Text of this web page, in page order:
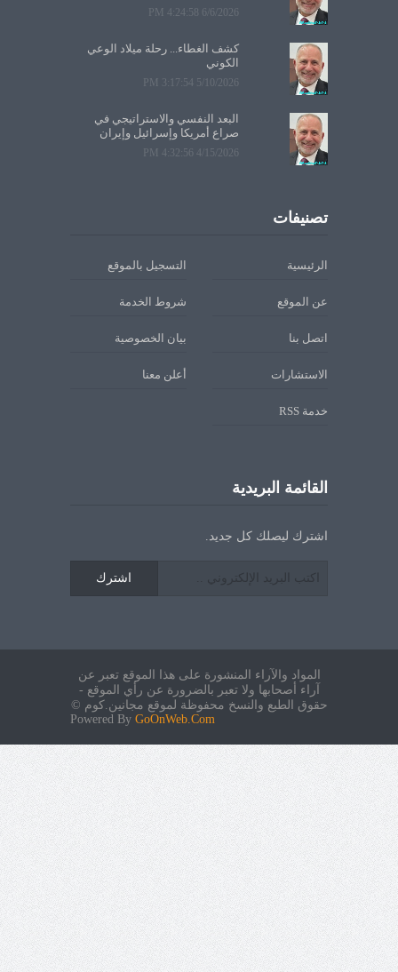
6/6/2026 4:24:58 PM
كشف الغطاء... رحلة ميلاد الوعي
الكوني
5/10/2026 3:17:54 PM
البعد النفسي والاستراتيجي في
صراع أمريكا وإسرائيل وإيران
4/15/2026 4:32:56 PM
تصنيفات
الرئيسية التسجيل بالموقع
عن الموقع شروط الخدمة
اتصل بنا بيان الخصوصية
الاستشارات أعلن معنا
خدمة RSS
القائمة البريدية
اشترك ليصلك كل جديد.
اشترك
المواد والآراء المنشورة على هذا الموقع تعبر عن
آراء أصحابها ولا تعبر بالضرورة عن رأي الموقع -
حقوق الطبع والنسخ محفوظة لموقع مجانين.كوم ©
Powered By GoOnWeb.Com